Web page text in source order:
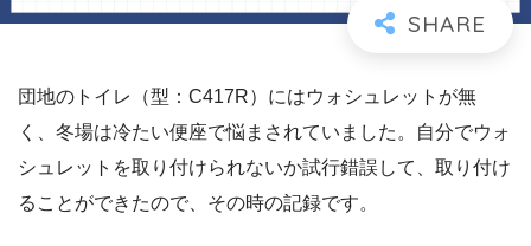
団地のトイレ（型：C417R）にはウォシュレットが無
く、冬場は冷たい便座で悩まされていました。自分でウォ
シュレットを取り付けられないか試行錯誤して、取り付け
ることができたので、その時の記録です。